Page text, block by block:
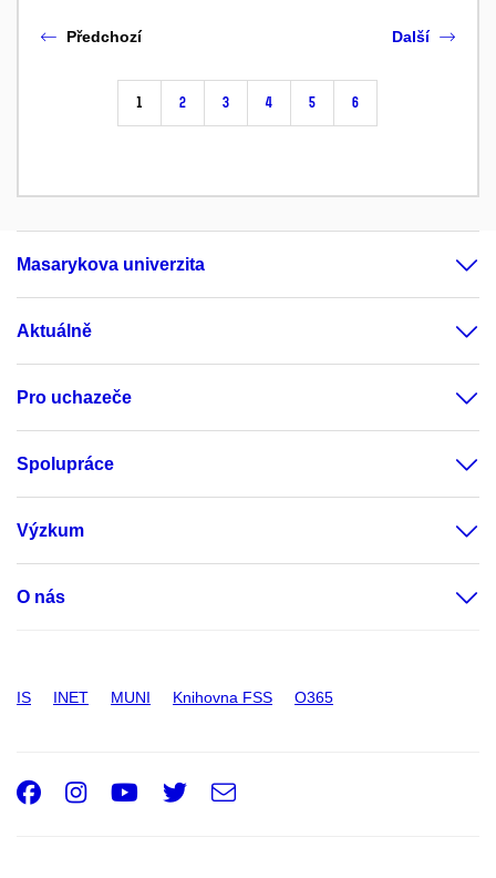
Předchozí
1 2 3 4 5 6
Další
Masarykova univerzita
Aktuálně
Pro uchazeče
Spolupráce
Výzkum
O nás
IS INET MUNI Knihovna FSS O365
Facebook
Instagram
Youtube
Twitter
e-